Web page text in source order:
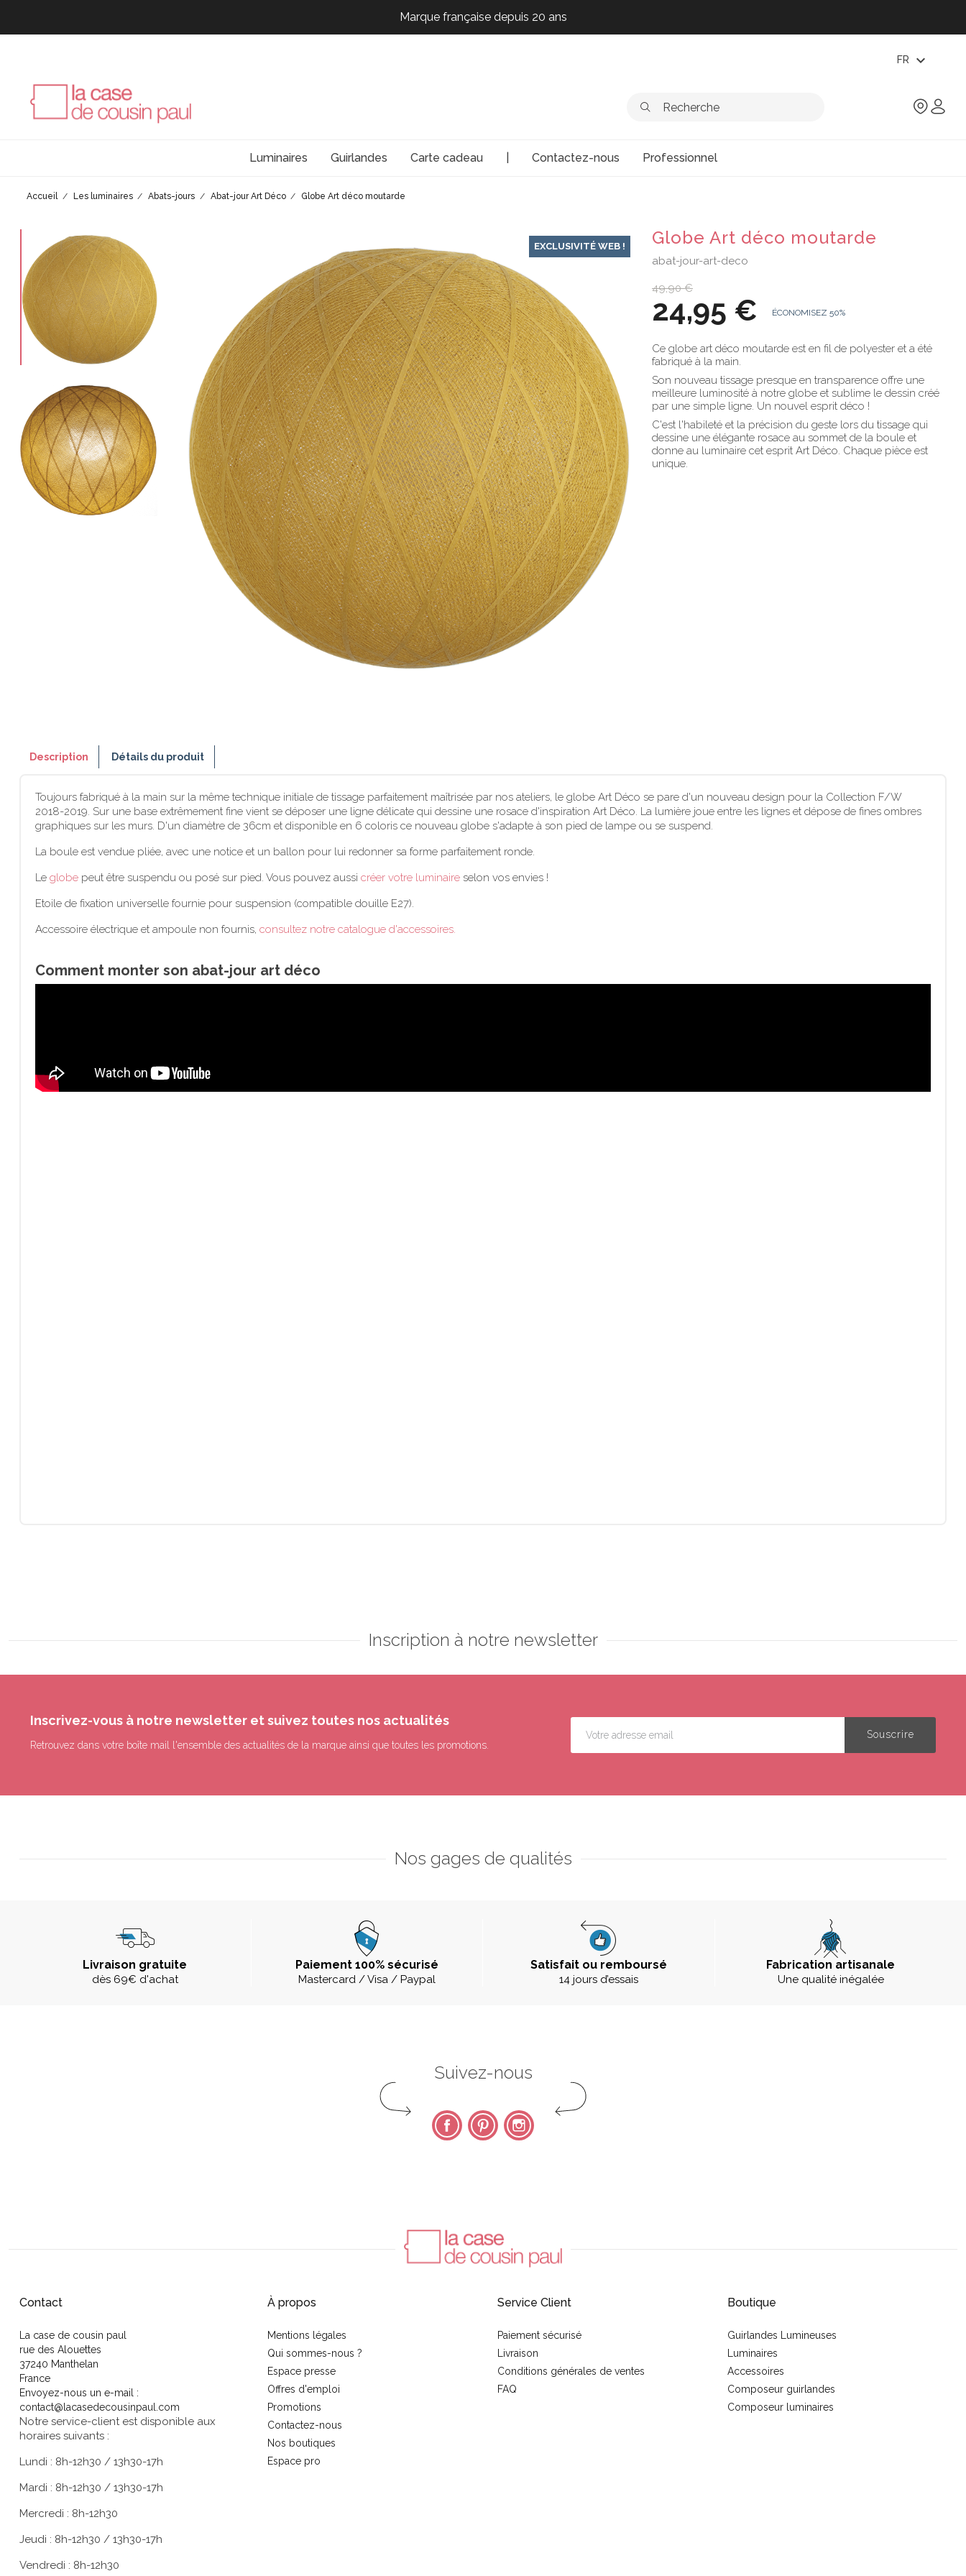
Marque française depuis 20 ans
Marque française depuis 20 ans
FR expand_more
Luminaires Guirlandes Carte cadeau Contactez-nous Professionnel
Accueil Les luminaires Abats-jours Abat-jour Art Déco Globe Art déco moutarde
EXCLUSIVITÉ WEB ! Globe Art déco moutarde
abat-jour-art-deco
49,90 €
24,95 € ÉCONOMISEZ 50%
Ce globe art déco moutarde est en fil de polyester et a été
fabriqué à la main.
Son nouveau tissage presque en transparence offre une
meilleure luminosité à notre globe et sublime le dessin créé
par une simple ligne. Un nouvel esprit déco !
C'est l'habileté et la précision du geste lors du tissage qui
dessine une élégante rosace au sommet de la boule et
donne au luminaire cet esprit Art Déco. Chaque pièce est
unique.
Description Détails du produit
Toujours fabriqué à la main sur la même technique initiale de tissage parfaitement maîtrisée par nos ateliers, le globe Art Déco se pare d'un nouveau design pour la Collection F/W
2018-2019. Sur une base extrêmement fine vient se déposer une ligne délicate qui dessine une rosace d'inspiration Art Déco. La lumière joue entre les lignes et dépose de fines ombres
graphiques sur les murs. D'un diamètre de 36cm et disponible en 6 coloris ce nouveau globe s'adapte à son pied de lampe ou se suspend.
La boule est vendue pliée, avec une notice et un ballon pour lui redonner sa forme parfaitement ronde.
Le globe peut être suspendu ou posé sur pied. Vous pouvez aussi créer votre luminaire selon vos envies !
Etoile de fixation universelle fournie pour suspension (compatible douille E27).
Accessoire électrique et ampoule non fournis, consultez notre catalogue d'accessoires.
Comment monter son abat-jour art déco
Inscription à notre newsletter
Inscrivez-vous à notre newsletter et suivez toutes nos actualités
Retrouvez dans votre boîte mail l'ensemble des actualités de la marque ainsi que toutes les promotions.
Nos gages de qualités
Livraison gratuite
dès 69€ d'achat
Paiement 100% sécurisé
Mastercard / Visa / Paypal
Satisfait ou remboursé
14 jours d’essais
Fabrication artisanale
Une qualité inégalée
Suivez-nous
FacebookPinterest Instagram
Contact
La case de cousin paul
rue des Alouettes
37240 Manthelan
France
Envoyez-nous un e-mail :
contact@lacasedecousinpaul.com
Notre service-client est disponible aux
horaires suivants :
Lundi : 8h-12h30 / 13h30-17h
Mardi : 8h-12h30 / 13h30-17h
Mercredi : 8h-12h30
Jeudi : 8h-12h30 / 13h30-17h
Vendredi : 8h-12h30
À propos
Mentions légales
Qui sommes-nous ?
Espace presse
Offres d'emploi
Promotions
Contactez-nous
Nos boutiques
Espace pro
Service Client
Paiement sécurisé
Livraison
Conditions générales de ventes
FAQ
Boutique
Guirlandes Lumineuses
Luminaires
Accessoires
Composeur guirlandes
Composeur luminaires